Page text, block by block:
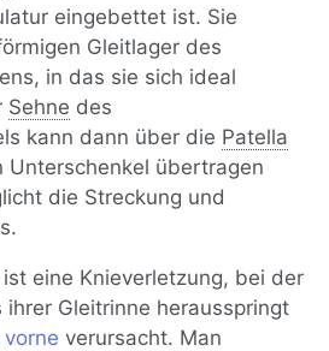
eingebettet ist. Sie
Gleitlager des
in das sie sich ideal
Sehne des
kann dann über die Patella
Unterschenkel übertragen
die Streckung und
ist eine Knieverletzung, bei der
ihrer Gleitrinne herausspringt
verursacht. Man